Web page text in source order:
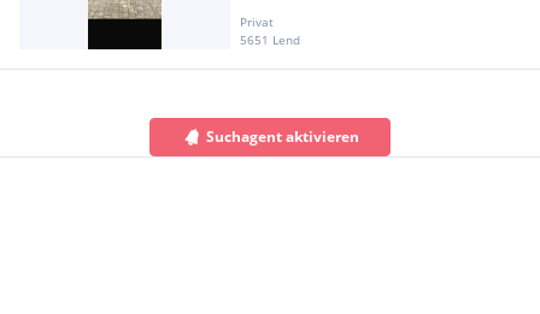
Privat
5651 Lend
Suchagent aktivieren